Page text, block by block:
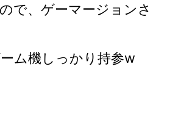
で、ゲーマージョンさ
ム機しっかり持参w